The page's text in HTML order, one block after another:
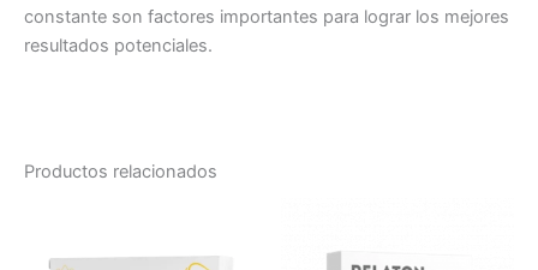
constante son factores importantes para lograr los mejores
resultados potenciales.
Productos relacionados